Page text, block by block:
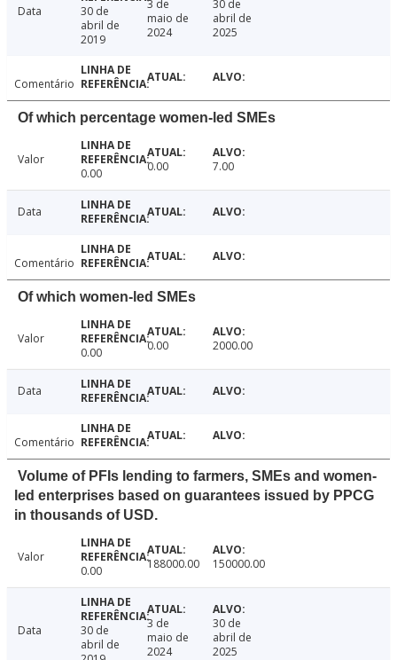
Data
30 de
abril de
2019
3 de
maio de
2024
30 de
abril de
2025
Comentário
Of which percentage women-led SMEs
Valor
0.00
0.00 7.00
Data
Comentário
Of which women-led SMEs
Valor
0.00
0.00 2000.00
Data
Comentário
Volume of PFIs lending to farmers, SMEs and women-
led enterprises based on guarantees issued by PPCG
in thousands of USD.
Valor
0.00
188000.00 150000.00
Data
30 de
abril de
3 de
maio de
2024
30 de
abril de
2025